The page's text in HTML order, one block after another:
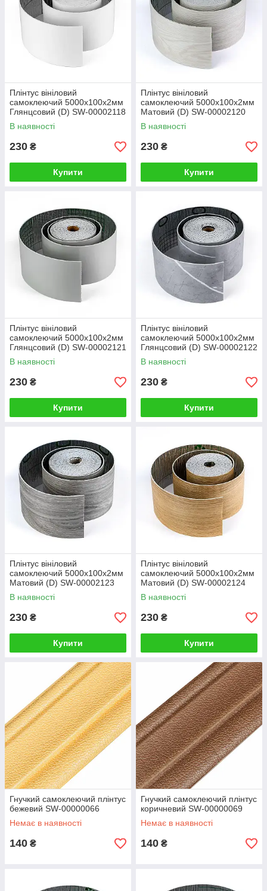
Плінтус вініловий
самоклеючий 5000х100х2мм
Глянцсовий (D) SW-00002118
В наявності
230 ₴
Купити
Плінтус вініловий
самоклеючий 5000х100х2мм
Матовий (D) SW-00002120
В наявності
230 ₴
Купити
Плінтус вініловий
самоклеючий 5000х100х2мм
Глянцсовий (D) SW-00002121
В наявності
230 ₴
Купити
Плінтус вініловий
самоклеючий 5000х100х2мм
Глянцсовий (D) SW-00002122
В наявності
230 ₴
Купити
Плінтус вініловий
самоклеючий 5000х100х2мм
Матовий (D) SW-00002123
В наявності
230 ₴
Купити
Плінтус вініловий
самоклеючий 5000х100х2мм
Матовий (D) SW-00002124
В наявності
230 ₴
Купити
Гнучкий самоклеючий плінтус
бежевий SW-00000066
Немає в наявності
140 ₴
Гнучкий самоклеючий плінтус
коричневий SW-00000069
Немає в наявності
140 ₴